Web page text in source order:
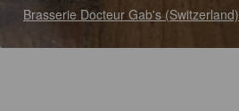
Brasserie Docteur Gab's (Switzerland)